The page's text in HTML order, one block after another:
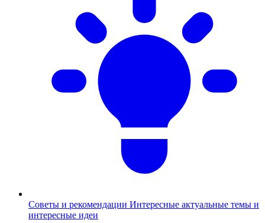
Советы и рекомендации Интересные актуальные темы и
интересные идеи